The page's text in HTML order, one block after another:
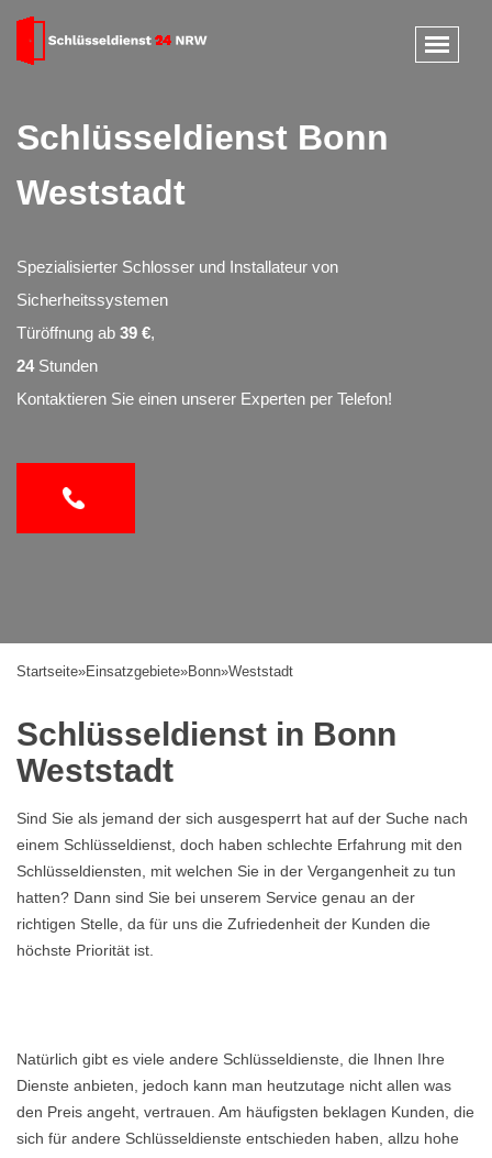
Schlüsseldienst Bonn
Weststadt
Spezialisierter Schlosser und Installateur von
Sicherheitssystemen
Türöffnung ab 39 €,
24Stunden
Kontaktieren Sie einen unserer Experten per Telefon!
Startseite»Einsatzgebiete»Bonn»Weststadt
Schlüsseldienst in Bonn
Weststadt
Sind Sie als jemand der sich ausgesperrt hat auf der Suche nach
einem Schlüsseldienst, doch haben schlechte Erfahrung mit den
Schlüsseldiensten, mit welchen Sie in der Vergangenheit zu tun
hatten? Dann sind Sie bei unserem Service genau an der
richtigen Stelle, da für uns die Zufriedenheit der Kunden die
höchste Priorität ist.
Natürlich gibt es viele andere Schlüsseldienste, die Ihnen Ihre
Dienste anbieten, jedoch kann man heutzutage nicht allen was
den Preis angeht, vertrauen. Am häufigsten beklagen Kunden, die
sich für andere Schlüsseldienste entschieden haben, allzu hohe